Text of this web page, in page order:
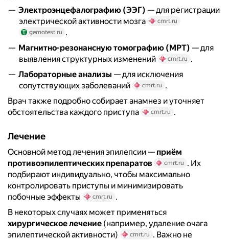
Электроэнцефалографию (ЭЭГ) — для регистрации
электрической активности мозга
cmrt.ru
gemotest.ru .
Магнитно-резонансную томографию (МРТ) — для
выявления структурных изменений
cmrt.ru .
Лабораторные анализы — для исключения
сопутствующих заболеваний
cmrt.ru .
Врач также подробно собирает анамнез и уточняет
обстоятельства каждого приступа
cmrt.ru .
Лечение
Основной метод лечения эпилепсии — приём
противоэпилептических препаратов
cmrt.ru . Их
подбирают индивидуально, чтобы максимально
контролировать приступы и минимизировать
побочные эффекты
cmrt.ru .
В некоторых случаях может применяться
хирургическое лечение (например, удаление очага
эпилептической активности)
cmrt.ru . Важно не